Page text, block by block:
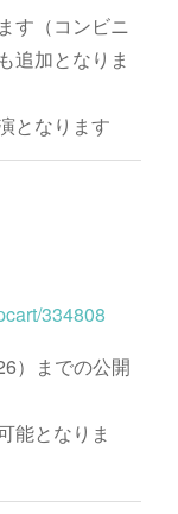
す（コンビニ
追加となりま
となります
334808
）までの公開
能となりま